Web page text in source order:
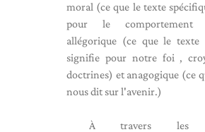
moral (ce que le texte
pour le comportement
allégorique (ce que le texte
signifie pour notre foi ,
doctrines) et anagogique (ce
nous dit sur l'avenir.)
À travers les